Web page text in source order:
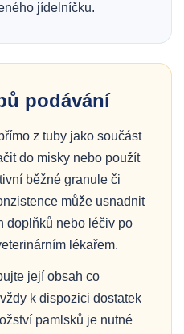
jídelníčku.
podávání
z tuby jako součást
do misky nebo použít
běžné granule či
může usnadnit
doplňků nebo léčiv po
lékařem.
její obsah co
k dispozici dostatek
pamlsků je nutné